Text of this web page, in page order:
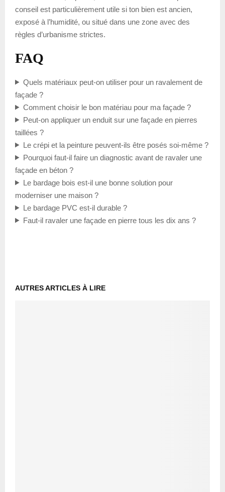
conseil est particulièrement utile si ton bien est ancien,
exposé à l’humidité, ou situé dans une zone avec des
règles d’urbanisme strictes.
FAQ
Quels matériaux peut-on utiliser pour un ravalement de
façade ?
Comment choisir le bon matériau pour ma façade ?
Peut-on appliquer un enduit sur une façade en pierres
taillées ?
Le crépi et la peinture peuvent-ils être posés soi-même ?
Pourquoi faut-il faire un diagnostic avant de ravaler une
façade en béton ?
Le bardage bois est-il une bonne solution pour
moderniser une maison ?
Le bardage PVC est-il durable ?
Faut-il ravaler une façade en pierre tous les dix ans ?
AUTRES ARTICLES À LIRE